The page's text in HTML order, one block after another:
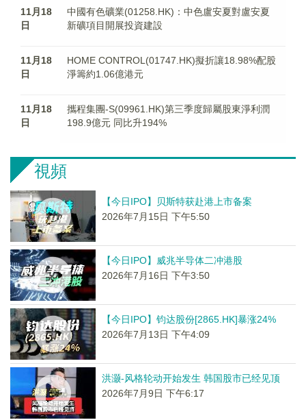
11月18
日
中國有色礦業(01258.HK)：中色盧安夏對盧安夏
新礦項目開展投資建設
11月18
日
HOME CONTROL(01747.HK)擬折讓18.98%配股
淨籌約1.06億港元
11月18
日
攜程集團-S(09961.HK)第三季度歸屬股東淨利潤
198.9億元 同比升194%
視頻
【今日IPO】贝斯特获赴港上市备案
2026年7月15日 下午5:50
【今日IPO】威兆半导体二冲港股
2026年7月16日 下午3:50
【今日IPO】钧达股份[2865.HK]暴涨24%
2026年7月13日 下午4:09
洪灏-风格轮动开始发生 韩国股市已经见顶
2026年7月9日 下午6:17